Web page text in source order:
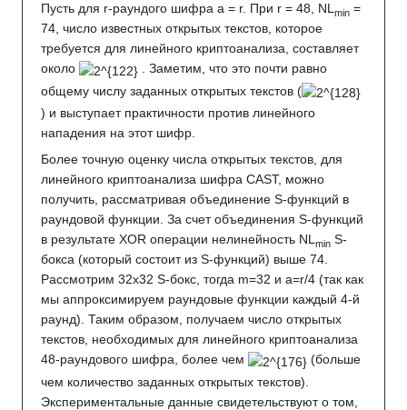
Пусть для r-раундого шифра a = r. При r = 48, NLmin =
74, число известных открытых текстов, которое
требуется для линейного криптоанализа, составляет
около
. Заметим, что это почти равно
общему числу заданных открытых текстов (
) и выступает практичности против линейного
нападения на этот шифр.
Более точную оценку числа открытых текстов, для
линейного криптоанализа шифра CAST, можно
получить, рассматривая объединение S-функций в
раундовой функции. За счет объединения S-функций
в результате XOR операции нелинейность NLmin S-
бокса (который состоит из S-функций) выше 74.
Рассмотрим 32х32 S-бокс, тогда m=32 и а=r/4 (так как
мы аппроксимируем раундовые функции каждый 4-й
раунд). Таким образом, получаем число открытых
текстов, необходимых для линейного криптоанализа
48-раундового шифра, более чем
(больше
чем количество заданных открытых текстов).
Экспериментальные данные свидетельствуют о том,